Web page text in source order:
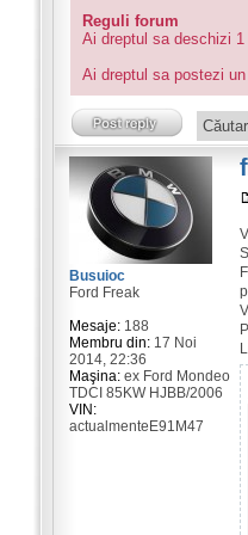
Reguli forum
Ai dreptul sa deschizi
Ai dreptul sa postezi
Busuioc
Ford Freak
Mesaje:188
Membru din:17 Noi
2014, 22:36
Maşina:ex Ford Mondeo
TDCI 85KW HJBB/2006
VIN:
actualmenteE91M47